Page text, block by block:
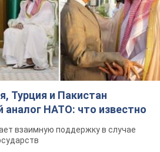
Турция и Пакистан
аналог НАТО: что известно
взаимную поддержку в случае